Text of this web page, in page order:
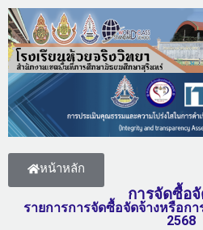
หน้าหลัก
การจัดซื้อ
รายการการจัดซื้อจัดจ้างหรือก
2568